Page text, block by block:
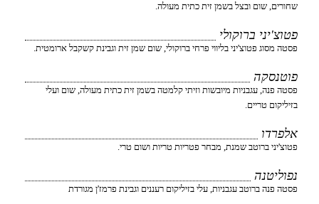
שחורים, שום ובצל בשמן זית כתית מעולה.
פטוצ'יני ברוקולי
פסטה מסוג פטוצ'יני בליווי פרחי ברוקולי, שום שמן זית וגבינת קשקבל ארומטית.
פוטנסקה
פסטה פנה, עגבניות מיובשות וזיתי קלמטה בשמן זית כתית מעולה, שום ועלי
בזיליקום טריים.
אלפרדו
פטוצ'יני ברוטב שמנת, מבחר פטריות טריות ושום טרי.
נפוליטנה
פסטה פנה ברוטב עגבניות, עלי בזיליקום רעננים וגבינת פרמז'ן מגורדת